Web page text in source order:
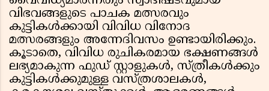
വിഭവങ്ങളുടെ പാചക മത്സരവും
കുട്ടികൾക്കായി വിവിധ വിനോദ
മത്സരങ്ങളും അന്നേദിവസം ഉണ്ടായിരിക്കും.
കൂടാതെ, വിവിധ രുചികരമായ ഭക്ഷണങ്ങൾ
ലഭ്യമാകുന്ന ഫുഡ് സ്റ്റാളുകൾ, സ്ത്രീകൾക്കും
കുട്ടികൾക്കുമുള്ള വസ്ത്രശാലകൾ,